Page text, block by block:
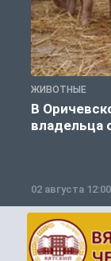
ЖИВОТНЫЕ
В
владельца
02 августа 12:00